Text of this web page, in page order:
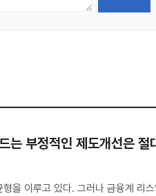
는 부정적인 제도개선은 절
을 이루고 있다. 그러나 금융계 리